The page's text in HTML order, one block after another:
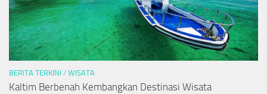
BERITA TERKINI / WISATA
Kaltim Berbenah Kembangkan Destinasi Wisata